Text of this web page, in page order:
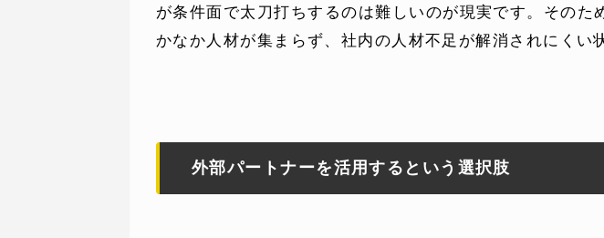
が条件面で太刀打ちするのは難しいのが現実です。そのた
かなか人材が集まらず、社内の人材不足が解消されにくい
外部パートナーを活用するという選択肢